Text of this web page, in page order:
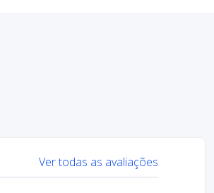
Ver todas as avaliações